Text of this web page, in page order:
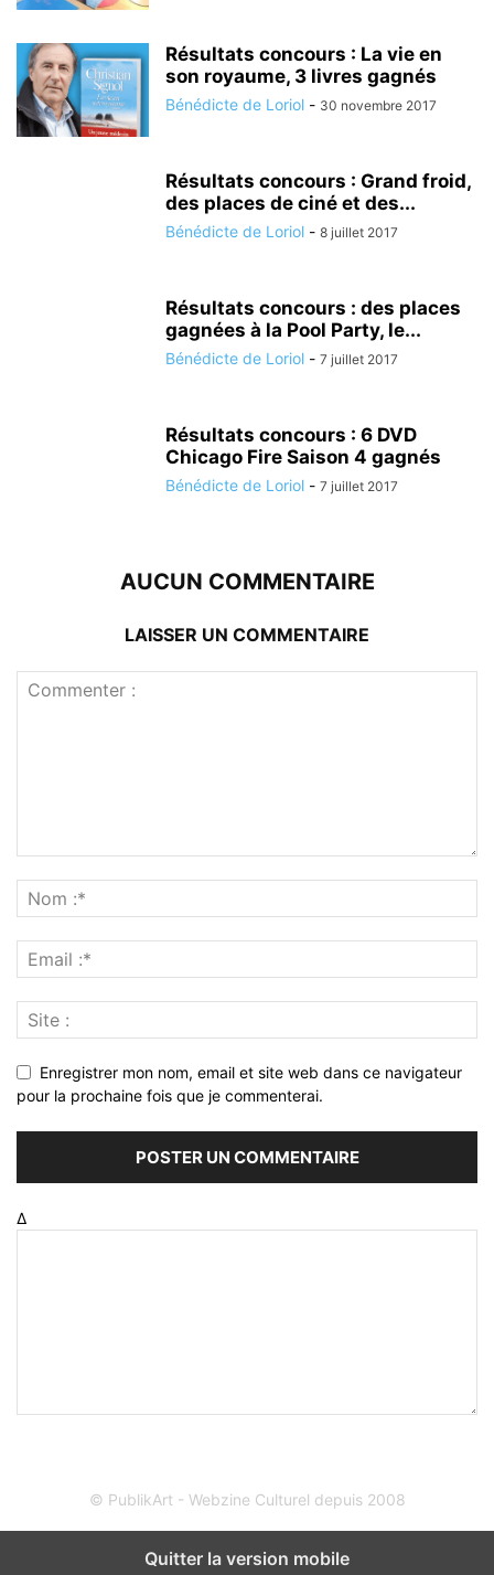
Résultats concours : La vie en
son royaume, 3 livres gagnés
Bénédicte de Loriol - 30 novembre 2017
Résultats concours : Grand froid,
des places de ciné et des...
Bénédicte de Loriol - 8 juillet 2017
Résultats concours : des places
gagnées à la Pool Party, le...
Bénédicte de Loriol - 7 juillet 2017
Résultats concours : 6 DVD
Chicago Fire Saison 4 gagnés
Bénédicte de Loriol - 7 juillet 2017
AUCUN COMMENTAIRE
LAISSER UN COMMENTAIRE
Enregistrer mon nom, email et site web dans ce navigateur
pour la prochaine fois que je commenterai.
Δ
© PublikArt - Webzine Culturel depuis 2008
Quitter la version mobile